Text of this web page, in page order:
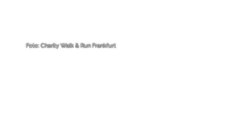
Foto: Charity Walk & Run Frankfurt